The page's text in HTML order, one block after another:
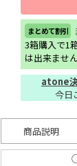
まとめて割引
3箱購入で1
は出来ませ
atone
今日
商品説明